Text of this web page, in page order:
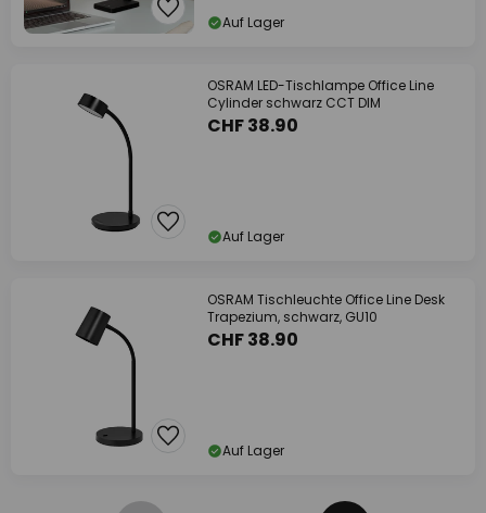
Auf Lager
OSRAM LED-Tischlampe Office Line
Cylinder schwarz CCT DIM
CHF 38.90
Auf Lager
OSRAM Tischleuchte Office Line Desk
Trapezium, schwarz, GU10
CHF 38.90
Auf Lager